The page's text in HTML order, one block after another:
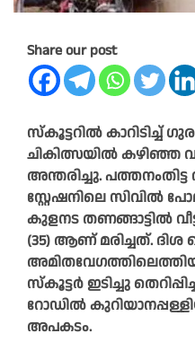
Share our post
സ്‌കൂട്ടറില്‍ കാറിടിച്ച്
ചികിത്സയില്‍ കഴിഞ്ഞ
അന്തരിച്ചു.
സ്റ്റേഷനിലെ സിവില്‍
കുളനട തണങ്ങാട്ടില്‍
(35) ആണ് മരിച്ചത്. ദിശ
സ്‌കൂട്ടര്‍ ഇടിച്ചു
റോഡില്‍
അപകടം.